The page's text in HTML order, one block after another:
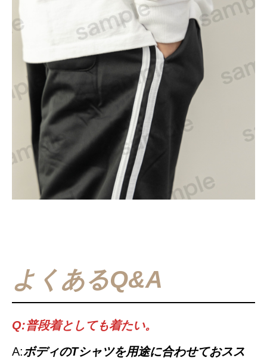
よくあるQ&A
Q:普段着としても着たい。
A:ボディのTシャツを用途に合わせておスス